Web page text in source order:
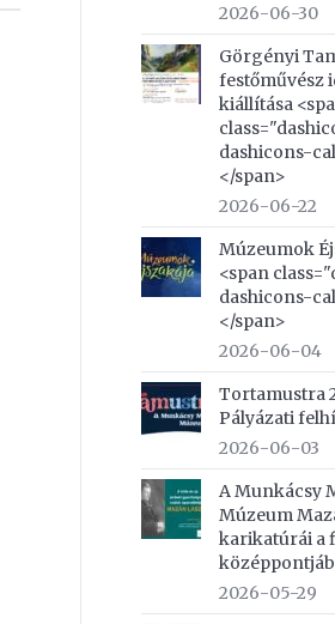
2026-06-30
Görgényi
festőművész
kiállítása
dashicons-
</span>
2026-06-22
Múzeumok
<span
dashicons-
</span>
2026-06-04
Tortamustra
Pályázati
2026-06-03
A Munkácsy
Múzeum
karikatúrái a
2026-05-29